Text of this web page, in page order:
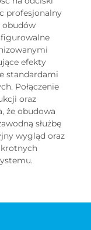
profesjonalny
obudów
efekty
standardami
Połączenie
oraz
że obudowa
służbę
wygląd oraz